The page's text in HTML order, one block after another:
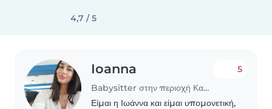
4,7 / 5
Ioanna
Babysitter στην περιοχή Καλαμαριά
5
Είμαι η Ιωάννα και είμαι υπομονετική,